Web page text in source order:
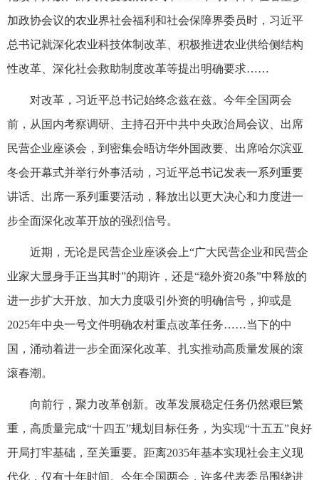
加政协会议的农业界社会福利和社会保障界委员时，习近平
总书记就深化农业科技体制改革、积极推进农业供给侧结构
性改革、深化社会救助制度改革等提出明确要求……
对改革，习近平总书记始终念兹在兹。今年全国两会
前，从国内考察调研、主持召开中共中央政治局会议、出席
民营企业座谈会，到密集会晤访华外国政要、出席哈尔滨亚
冬会开幕式并举行外事活动，习近平总书记发表一系列重要
讲话、出席一系列重要活动，释放出以更大决心和力度进一
步全面深化改革开放的强烈信号。
近期，无论是民营企业座谈会上“广大民营企业和民营企
业家大显身手正当其时”的期许，还是“稳外资20条”中释放的
进一步扩大开放、加大力度吸引外资的明确信号，抑或是
2025年中央一号文件明确农村重点改革任务……当下的中
国，涌动着进一步全面深化改革、扎实推动高质量发展的滚
滚春潮。
向前行，聚力改革创新。改革发展稳定任务仍然艰巨繁
重，高质量完成“十四五”规划目标任务，为实现“十五五”良好
开局打牢基础，至关重要。距离2035年基本实现社会主义现
代化，仅有十年时间。今年全国两会，许多代表委员围绕进